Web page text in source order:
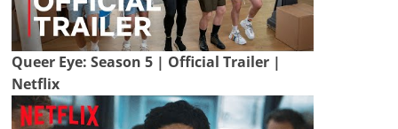
Queer Eye: Season 5 | Official Trailer |
Netflix